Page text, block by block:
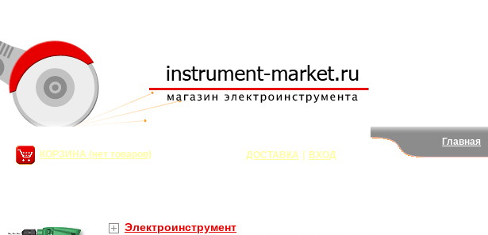
КОРЗИНА (нет товаров) ДОСТАВКА | ВХОД
Главная
Электроинструмент